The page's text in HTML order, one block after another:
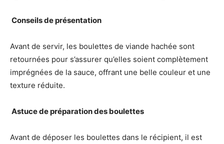
️ Conseils de présentation
Avant de servir, les boulettes de viande hachée sont
retournées pour s’assurer qu’elles soient complètement
imprégnées de la sauce, offrant une belle couleur et une
texture réduite.
‍ Astuce de préparation des boulettes
Avant de déposer les boulettes dans le récipient, il est